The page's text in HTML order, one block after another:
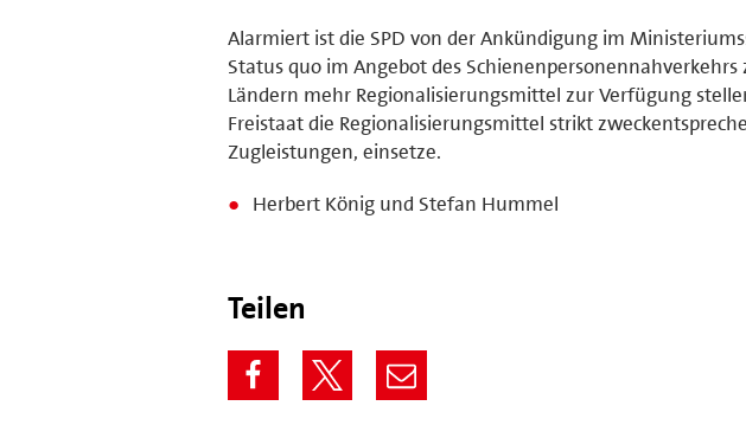
Alarmiert ist die SPD von der Ankündigung im
Status quo im Angebot des
Ländern mehr Regionalisierungsmittel zur Verfügung
Freistaat die Regionalisierungsmittel strikt
Zugleistungen, einsetze.
Herbert König und Stefan Hummel
Teilen